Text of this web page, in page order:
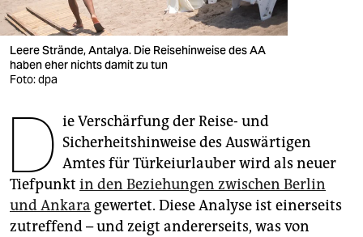
shop
fragen & hilfe
unterstützen
abo
genossenschaft
epaper login
Leere Strände, Antalya. Die Reisehinweise des AA
haben eher nichts damit zu tun
Foto: dpa
D ie Verschärfung der Reise- und
Sicherheitshinweise des Auswärtigen
Amtes für Türkeiurlauber wird als neuer
Tiefpunkt in den Beziehungen zwischen Berlin
und Ankara gewertet. Diese Analyse ist einerseits
zutreffend – und zeigt andererseits, was von